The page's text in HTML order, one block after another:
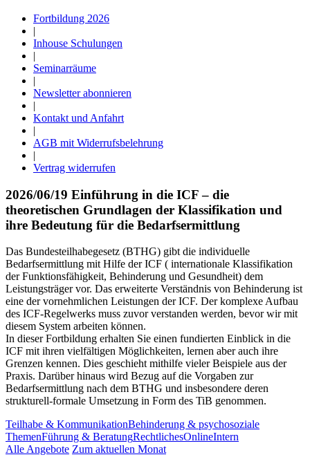
Fortbildung 2026
|
Inhouse Schulungen
|
Seminarräume
|
Newsletter abonnieren
|
Kontakt und Anfahrt
|
AGB mit Widerrufsbelehrung
|
Vertrag widerrufen
2026/06/19 Einführung in die ICF – die
theoretischen Grundlagen der Klassifikation und
ihre Bedeutung für die Bedarfsermittlung
Das Bundesteilhabegesetz (BTHG) gibt die individuelle
Bedarfsermittlung mit Hilfe der ICF ( internationale Klassifikation
der Funktionsfähigkeit, Behinderung und Gesundheit) dem
Leistungsträger vor. Das erweiterte Verständnis von Behinderung ist
eine der vornehmlichen Leistungen der ICF. Der komplexe Aufbau
des ICF-Regelwerks muss zuvor verstanden werden, bevor wir mit
diesem System arbeiten können.
In dieser Fortbildung erhalten Sie einen fundierten Einblick in die
ICF mit ihren vielfältigen Möglichkeiten, lernen aber auch ihre
Grenzen kennen. Dies geschieht mithilfe vieler Beispiele aus der
Praxis. Darüber hinaus wird Bezug auf die Vorgaben zur
Bedarfsermittlung nach dem BTHG und insbesondere deren
strukturell-formale Umsetzung in Form des TiB genommen.
Teilhabe & KommunikationBehinderung & psychosoziale
ThemenFührung & BeratungRechtlichesOnlineIntern
Alle Angebote Zum aktuellen Monat